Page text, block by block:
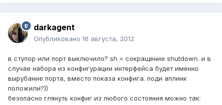
darkagent
Опубликовано 16 августа, 2012
в ступор или порт выключило? sh = сокращение shutdown. и в
случае набора из конфигурации интерфейса будет именно
вырубание порта, вместо показа конфига. поди аплинк
положили?))
безопасно глянуть конфиг из любого состояния можно так: